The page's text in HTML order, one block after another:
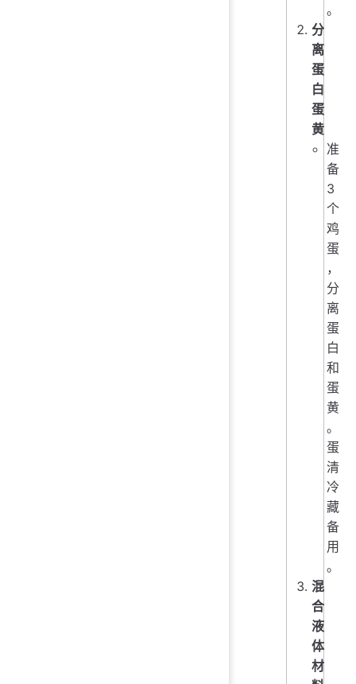
。
分
离
蛋
白
蛋
黄
准
备
3
个
鸡
蛋
，
分
离
蛋
白
和
蛋
黄
。
蛋
清
冷
藏
备
用
。
混
合
液
体
材